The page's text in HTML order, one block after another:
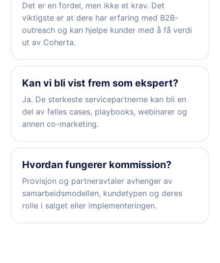
Det er en fordel, men ikke et krav. Det
viktigste er at dere har erfaring med B2B-
outreach og kan hjelpe kunder med å få verdi
ut av Coherta.
Kan vi bli vist frem som ekspert?
Ja. De sterkeste servicepartnerne kan bli en
del av felles cases, playbooks, webinarer og
annen co-marketing.
Hvordan fungerer kommission?
Provisjon og partneravtaler avhenger av
samarbeidsmodellen, kundetypen og deres
rolle i salget eller implementeringen.